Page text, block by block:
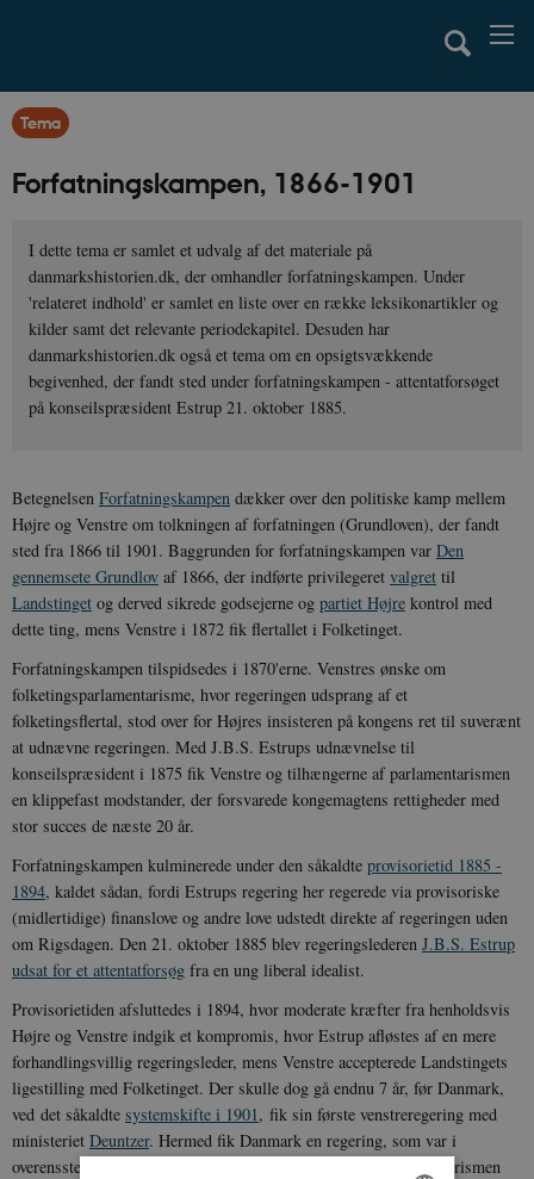
Tema
Forfatningskampen, 1866-1901
I dette tema er samlet et udvalg af det materiale på
danmarkshistorien.dk, der omhandler forfatningskampen. Under
'relateret indhold' er samlet en liste over en række leksikonartikler og
kilder samt det relevante periodekapitel. Desuden har
danmarkshistorien.dk også et tema om en opsigtsvækkende
begivenhed, der fandt sted under forfatningskampen - attentatforsøget
på konseilspræsident Estrup 21. oktober 1885.
Betegnelsen Forfatningskampen dækker over den politiske kamp mellem
Højre og Venstre om tolkningen af forfatningen (Grundloven), der fandt
sted fra 1866 til 1901. Baggrunden for forfatningskampen var Den
gennemsete Grundlov af 1866, der indførte privilegeret valgret til
Landstinget og derved sikrede godsejerne og partiet Højre kontrol med
dette ting, mens Venstre i 1872 fik flertallet i Folketinget.
Forfatningskampen tilspidsedes i 1870'erne. Venstres ønske om
folketingsparlamentarisme, hvor regeringen udsprang af et
folketingsflertal, stod over for Højres insisteren på kongens ret til suverænt
at udnævne regeringen. Med J.B.S. Estrups udnævnelse til
konseilspræsident i 1875 fik Venstre og tilhængerne af parlamentarismen
en klippefast modstander, der forsvarede kongemagtens rettigheder med
stor succes de næste 20 år.
Forfatningskampen kulminerede under den såkaldte provisorietid 1885 -
1894, kaldet sådan, fordi Estrups regering her regerede via provisoriske
(midlertidige) finanslove og andre love udstedt direkte af regeringen uden
om Rigsdagen. Den 21. oktober 1885 blev regeringslederen J.B.S. Estrup
udsat for et attentatforsøg fra en ung liberal idealist.
Provisorietiden afsluttedes i 1894, hvor moderate kræfter fra henholdsvis
Højre og Venstre indgik et kompromis, hvor Estrup afløstes af en mere
forhandlingsvillig regeringsleder, mens Venstre accepterede Landstingets
ligestilling med Folketinget. Der skulle dog gå endnu 7 år, før Danmark,
ved det såkaldte systemskifte i 1901, fik sin første venstreregering med
ministeriet Deuntzer. Hermed fik Danmark en regering, som var i
overensstemmelse med flertallet i Folketinget, selvom parlamentarismen